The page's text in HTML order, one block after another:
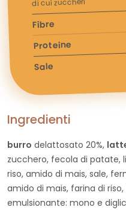
Fibre
Proteine
Sale
Ingredienti
burro delattosato 20%,
zucchero, fecola di patate,
riso, amido di mais, sale,
amido di mais, farina di riso,
emulsionante: mono e